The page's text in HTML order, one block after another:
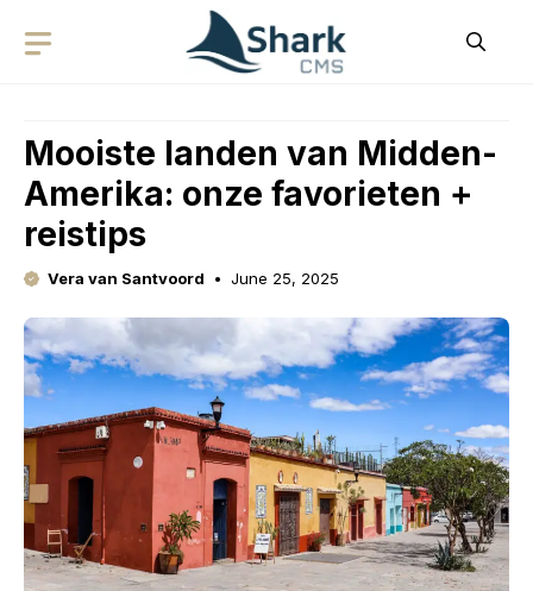
Mooiste landen van Midden-
Amerika: onze favorieten +
reistips
Vera van Santvoord June 25, 2025